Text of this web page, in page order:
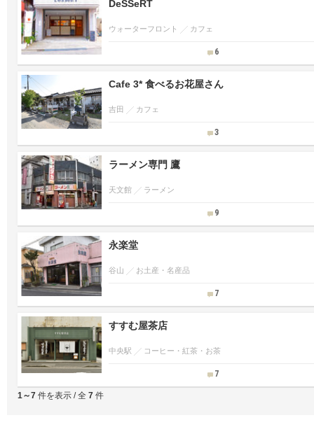
DeSSeRT
ウォーターフロント カフェ
6
Cafe 3* 食べるお花屋さん
吉田 カフェ
3
ラーメン専門 鷹
天文館 ラーメン
9
永楽堂
谷山 お土産・名産品
7
すすむ屋茶店
中央駅 コーヒー・紅茶・お茶
7
1～7 件を表示 / 全 7 件